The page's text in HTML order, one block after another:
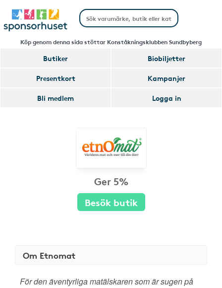
Köp genom denna sida stöttar Konståkningsklubben Sundbyberg
Butiker
Biobiljetter
Presentkort
Kampanjer
Bli medlem
Logga in
Ger 5%
Besök butik
Om Etnomat
För den äventyrliga matälskaren som är sugen på